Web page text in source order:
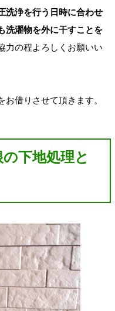
洗浄を行う日時に合わせ
洗濯物を外に干すことを
力の程よろしくお願いい
借りさせて頂きます。
下地処理と